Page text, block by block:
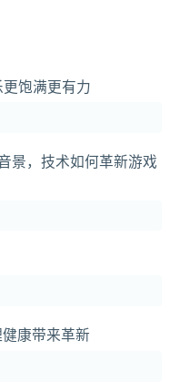
饱满更有力
景，技术如何革新游戏
康带来革新